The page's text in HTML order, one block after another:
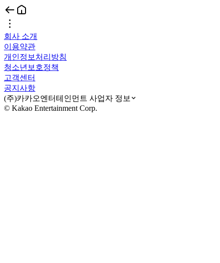
회사 소개
이용약관
개인정보처리방침
청소년보호정책
고객센터
공지사항
(주)카카오엔터테인먼트 사업자 정보
© Kakao Entertainment Corp.